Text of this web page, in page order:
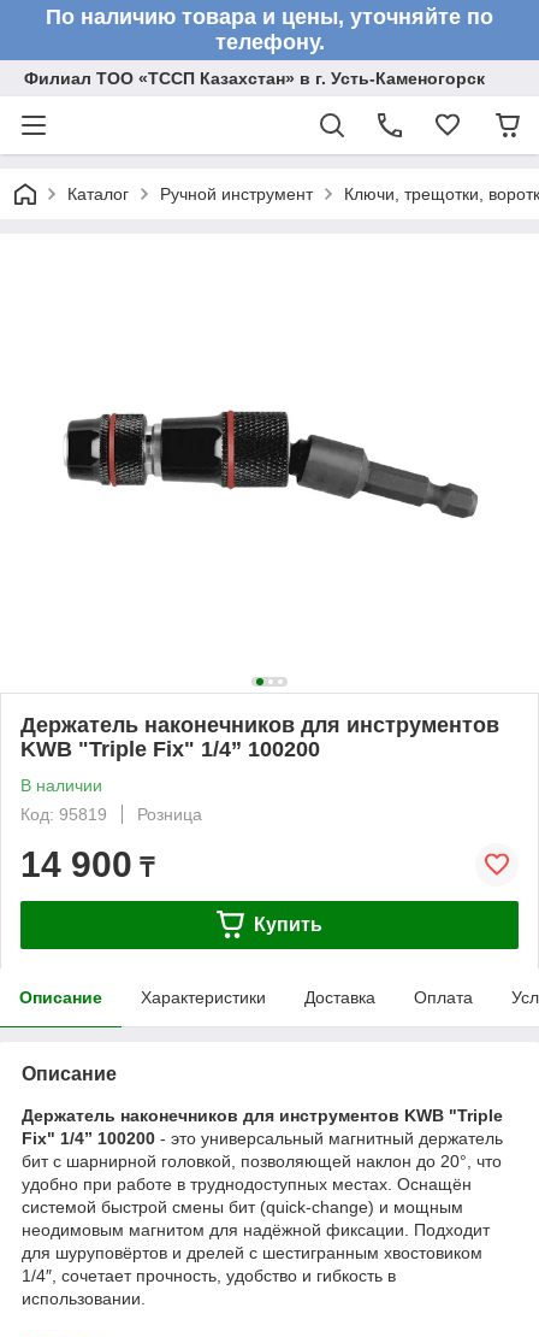
По наличию товара и цены, уточняйте по
телефону.
Филиал ТОО «ТССП Казахстан» в г. Усть-Каменогорск
Каталог Ручной инструмент Ключи, трещотки,
Держатель наконечников для инструментов
KWB "Triple Fix" 1/4” 100200
В наличии
Код: 95819
Розница
14 900 ₸
Купить
Описание Характеристики Доставка Оплата
Описание
Держатель наконечников для инструментов KWB "Triple
Fix" 1/4” 100200 - это универсальный магнитный держатель
бит с шарнирной головкой, позволяющей наклон до 20°, что
удобно при работе в труднодоступных местах. Оснащён
системой быстрой смены бит (quick-change) и мощным
неодимовым магнитом для надёжной фиксации. Подходит
для шуруповёртов и дрелей с шестигранным хвостовиком
1/4″, сочетает прочность, удобство и гибкость в
использовании.